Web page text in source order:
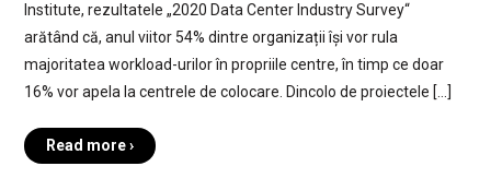
Institute, rezultatele „2020 Data Center Industry Survey“
arătând că, anul viitor 54% dintre organizații își vor rula
majoritatea workload-urilor în propriile centre, în timp ce doar
16% vor apela la centrele de colocare. Dincolo de proiectele […]
Read more ›